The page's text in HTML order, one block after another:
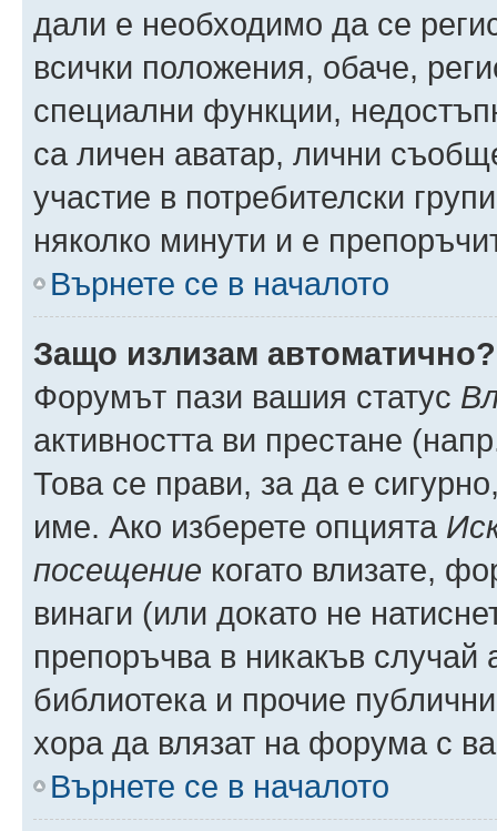
дали е необходимо да се
всички положения, обаче,
специални функции,
са личен аватар, лични
участие в потребителски
няколко минути и е
Върнете се в началото
Защо излизам автоматично?
Форумът пази вашия статус
активността ви престане
Това се прави, за да е
име. Ако изберете опцията
посещение когато влизате,
винаги (или докато не
препоръчва в никакъв случай
библиотека и прочие
хора да влязат на форума с
Върнете се в началото